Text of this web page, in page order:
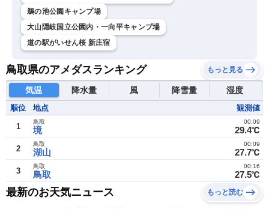
鵜の池公園キャンプ場
大山隠岐国立公園内・一向平キャンプ場
道の駅がいせん桜 新庄宿
鳥取県のアメダスランキング もっと見る
気温 降水量 風 降雪量 湿度
順位 地点 観測値
1 境
鳥取
29.4℃
00:09
2 湖山
鳥取
27.7℃
00:09
3 鳥取
鳥取
27.5℃
00:16
最新のお天気ニュース もっと読む